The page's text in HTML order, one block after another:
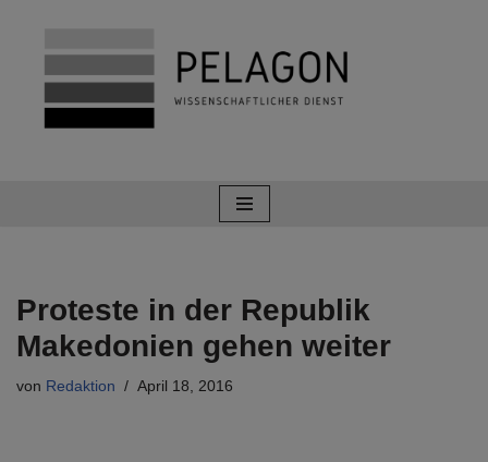
Zum
Inhalt
springen
Proteste in der Republik
Makedonien gehen weiter
von Redaktion April 18, 2016